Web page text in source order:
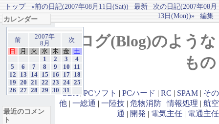
トップ «前の日記(2007年08月11日(Sat)) 最新
次の日記(2007年08月
13日(Mon))»
編集
ブログ(Blog)のような
もの
GBA|PCソフト | PCハード | RC | SPAM | その
他 | 一総通 | 一陸技 | 危物消防 |情報処理 | 航空
通 | 開発 | 電気主任 | 電通主任
カレンダー
前
2007年
8月
次
日
月 火 水 木 金
土
1
2 3
4
5
6 7 8 9 10
11
12
13 14 15 16 17
18
19
20 21 22 23 24 25
26
27 28 29 30 31
最近のコメン
ト